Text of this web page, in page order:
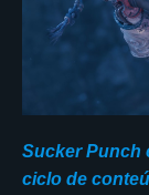
Sucker Punch
ciclo de